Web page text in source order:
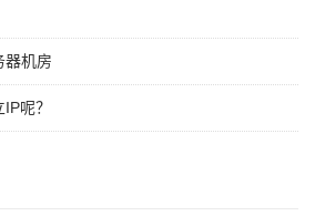
器机房
呢？